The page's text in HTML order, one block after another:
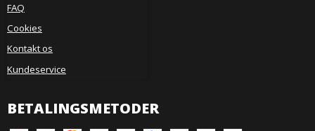
FAQ
Cookies
Kontakt os
Kundeservice
BETALINGSMETODER